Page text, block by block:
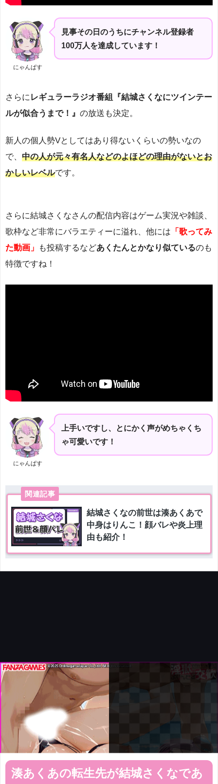
にゃんぱす
見事その日のうちにチャンネル登録者
100万人を達成しています！
さらにレギュラーラジオ番組『結城さくなにツインテー
ルが似合うまで！』 の放送も決定。
新人の個人勢Vとしてはあり得ないくらいの勢いなの
で、 中の人が元々有名人などのよほどの理由がないとお
かしいレベルです。
さらに結城さくなさんの配信内容はゲーム実況や雑談、
歌枠など非常にバラエティーに溢れ、他には 「歌ってみ
た動画」
も投稿するなどあくたんとかなり似ているのも
特徴ですね！
にゃんぱす
上手いですし、とにかく声がめちゃくち
ゃ可愛いです！
湊あくあの転生先が結城さくなであ